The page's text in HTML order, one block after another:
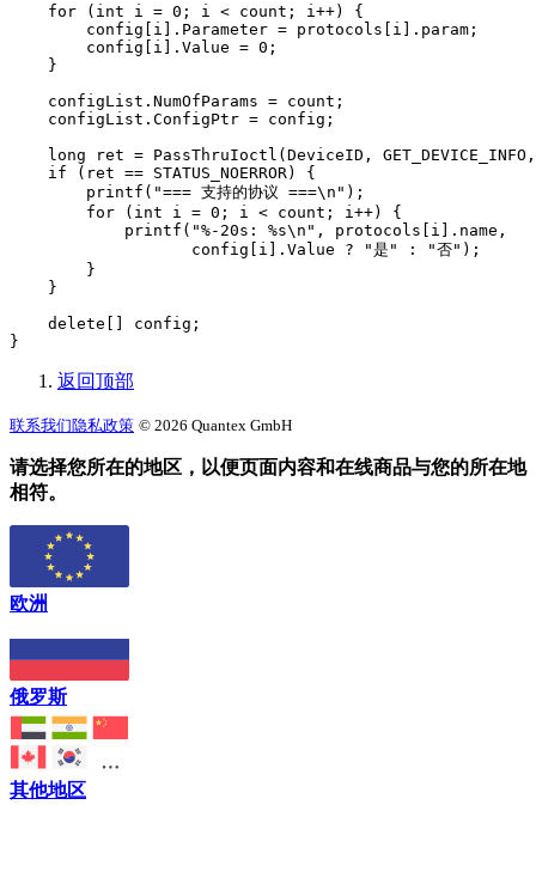
    for (int i = 0; i < count; i++) {
        config[i].Parameter = protocols[i].param;
        config[i].Value = 0;
    }
    configList.NumOfParams = count;
    configList.ConfigPtr = config;
long ret = PassThruIoctl(DeviceID,
    if (ret == STATUS_NOERROR) {
        printf("=== 支持的协议 ===\n");
        for (int i = 0; i < count; i++) {
            printf("%-20s: %s\n", protocols[i].name,
                   config[i].Value ? "是" : "否");
        }
    }
    delete[] config;
}
返回顶部
联系我们隐私政策 © 2026 Quantex GmbH
请选择您所在的地区，以便页面内容和在线商品与您的所在地
相符。
欧洲
俄罗斯
其他地区